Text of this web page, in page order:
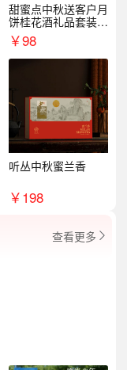
甜蜜点中秋送客户月
饼桂花酒礼品套装D
AL1377
￥98
听丛中秋蜜兰香
￥198
查看更多 